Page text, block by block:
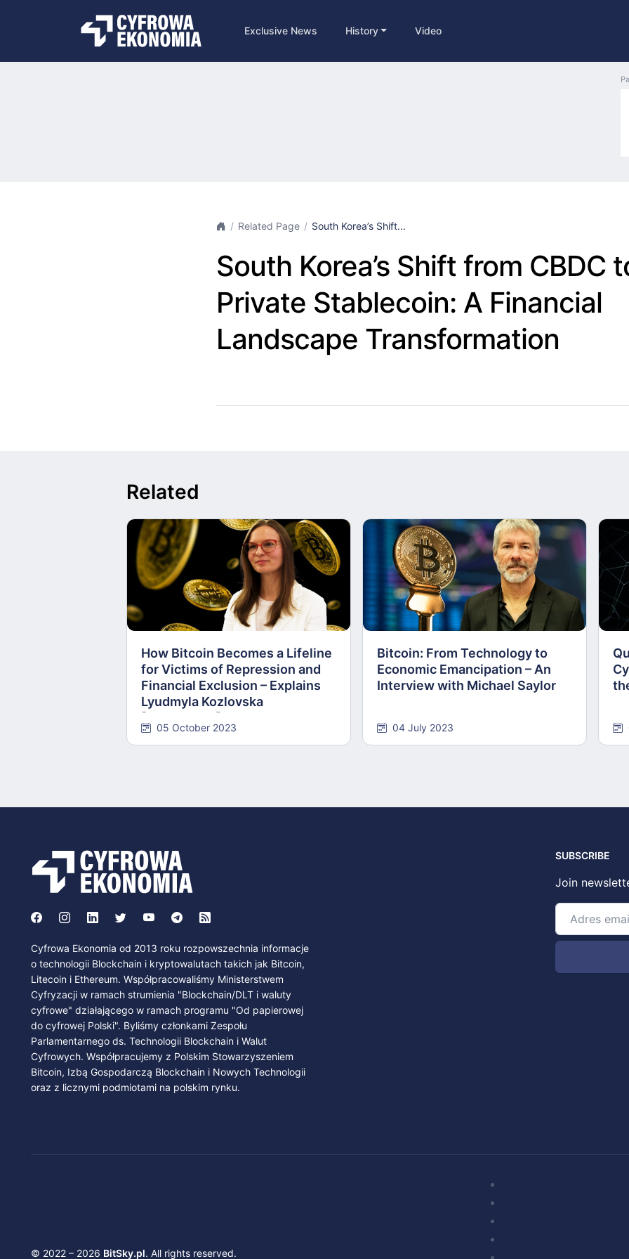
Exclusive News History Video
Related Page South Korea’s Shift...
South Korea’s Shift from CBDC
Private Stablecoin: A Financial
Landscape Transformation
Related
How Bitcoin Becomes a Lifeline
for Victims of Repression and
Financial Exclusion – Explains
Lyudmyla Kozlovska
05 October 2023
Bitcoin: From Technology to
Economic Emancipation – An
Interview with Michael Saylor
04 July 2023
Cyfrowa Ekonomia od 2013 roku rozpowszechnia informacje
o technologii Blockchain i kryptowalutach takich jak Bitcoin,
Litecoin i Ethereum. Współpracowaliśmy Ministerstwem
Cyfryzacji w ramach strumienia "Blockchain/DLT i waluty
cyfrowe" działającego w ramach programu "Od papierowej
do cyfrowej Polski". Byliśmy członkami Zespołu
Parlamentarnego ds. Technologii Blockchain i Walut
Cyfrowych. Współpracujemy z Polskim Stowarzyszeniem
Bitcoin, Izbą Gospodarczą Blockchain i Nowych Technologii
oraz z licznymi podmiotami na polskim rynku.
SUBSCRIBE
Join
© 2022 – 2026 BitSky.pl. All rights reserved.